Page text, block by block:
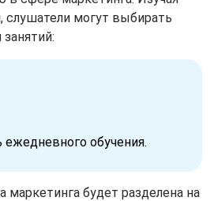
слушатели могут выбирать
ежедневного обучения.
маркетинга будет разделена на